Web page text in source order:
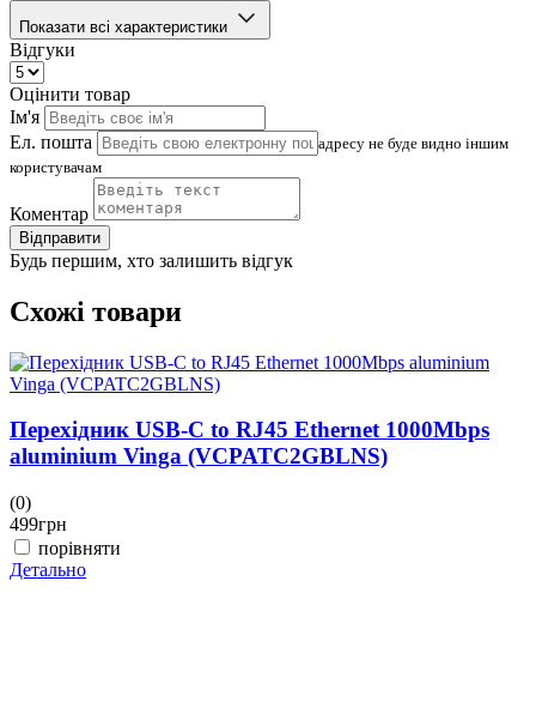
Показати всі характеристики
Відгуки
Оцінити товар
Ім'я
Ел. пошта
адресу не буде видно іншим
користувачам
Коментар
Відправити
Будь першим, хто залишить відгук
Схожі товари
Перехідник USB-C to RJ45 Ethernet 1000Mbps
aluminium Vinga (VCPATC2GBLNS)
(0)
499грн
порівняти
Детально